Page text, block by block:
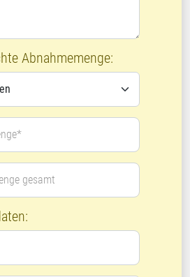
Abnahmemenge:
gesamt